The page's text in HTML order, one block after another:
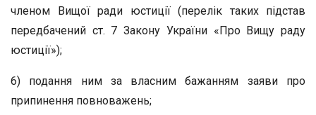
членом Вищої ради юстиції (перелік таких підстав
передбачений ст. 7 Закону України «Про Вищу раду
юстиції»);
6) подання ним за власним бажанням заяви про
припинення повноважень;